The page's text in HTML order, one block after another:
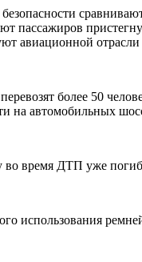
пассажиров
авиационной
более 50
на автомобильных
во время ДТП уже
использования